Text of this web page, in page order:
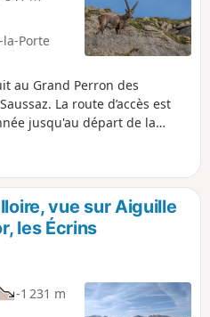
Porte
au Grand Perron des
La route d’accès est
jusqu'au départ de la
Blanc qui campe le tableau
rencontrer des bouquetins.
vue sur Aiguille
les Écrins
-1 231 m